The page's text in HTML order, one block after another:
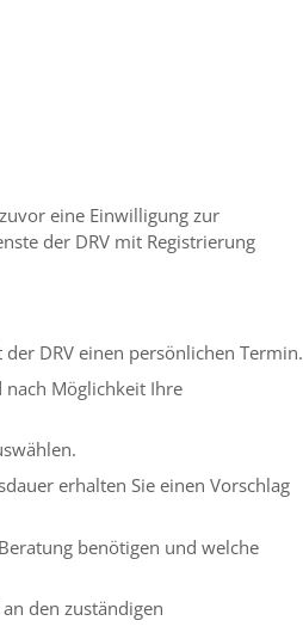
eine Einwilligung zur
der DRV mit Registrierung
DRV einen persönlichen Termin.
Möglichkeit Ihre
erhalten Sie einen Vorschlag
benötigen und welche
den zuständigen